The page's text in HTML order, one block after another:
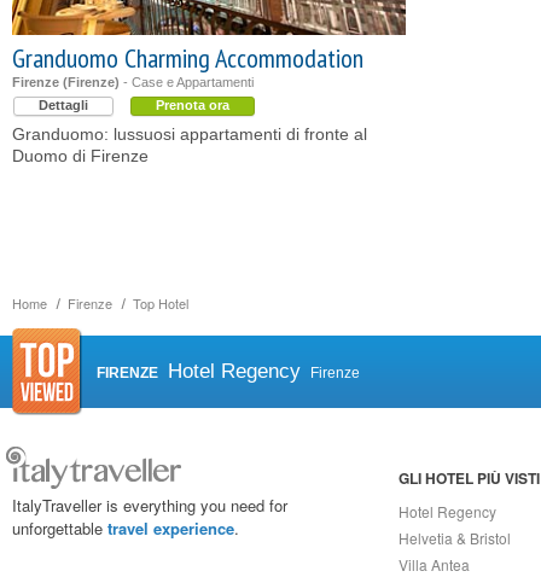
Home Firenze Top Hotel
Granduomo Charming Accommodation
Firenze (Firenze) - Case e Appartamenti
Dettagli
Prenota ora
Granduomo: lussuosi appartamenti di fronte al
Duomo di Firenze
FIRENZE Hotel Regency Firenze
ItalyTraveller is everything you need for
unforgettable travel experience.
GLI HOTEL PIÙ VISTI
Hotel Regency
Helvetia & Bristol
Villa Antea